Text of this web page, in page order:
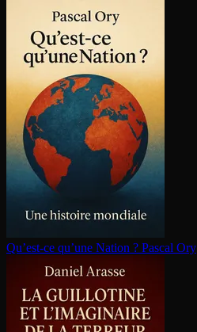
Qu’est-ce qu’une Nation ? Pascal Ory